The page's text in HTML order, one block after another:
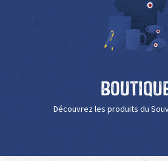
Découvrez les produits du